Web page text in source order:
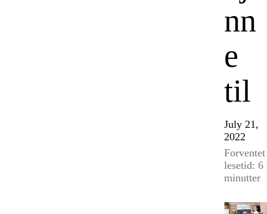
nn
e
til
July 21,
2022
Forventet
lesetid: 6
minutter